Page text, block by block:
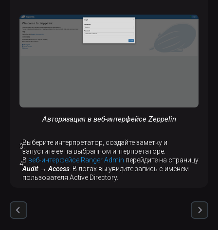
Авторизация в веб-интерфейсе Zeppelin
Выберите интерпретатор, создайте заметку и
запустите ее на выбранном интерпретаторе.
В веб-интерфейсе Ranger Admin перейдите на страницу
Audit → Access . В логах вы увидите запись с именем
пользователя Active Directory.